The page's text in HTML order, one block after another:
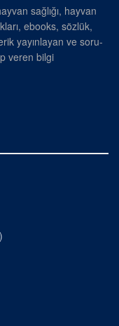
sağlığı, hayvan
ebooks, sözlük,
yayınlayan ve soru-
veren bilgi